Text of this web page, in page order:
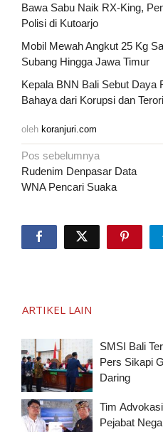
Bawa Sabu Naik RX-King,
Polisi di Kutoarjo
Mobil Mewah Angkut 25 Kg
Subang Hingga Jawa Timur
Kepala BNN Bali Sebut Daya
Bahaya dari Korupsi dan
oleh koranjuri.com
Navigasi
pos
Pos sebelumnya
Rudenim Denpasar Data
WNA Pencari Suaka
ARTIKEL LAIN
SMSI Bali
Pers Sikapi
Daring
Tim
Pejabat